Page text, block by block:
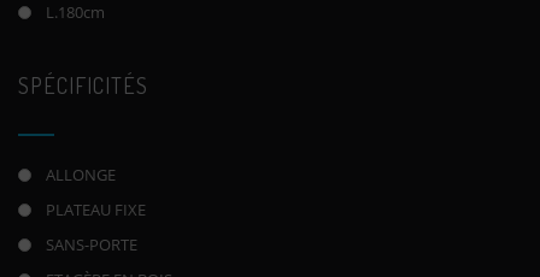
L.180cm
SPÉCIFICITÉS
ALLONGE
PLATEAU FIXE
SANS-PORTE